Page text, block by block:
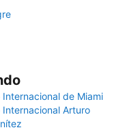
de Miami
Arturo